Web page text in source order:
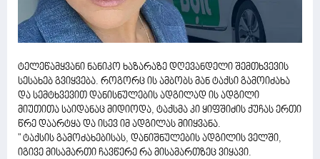
ტელეწამყვანი ნანიკო ხაზარაზე დღევანდელი შემთხვევის
სესახებ გვიყვება. როგორც ის ამბობს მან ტაქსი გამოიძახა
და სემტხვევით დანისნულების ადგილად ის ადგილი
მიუთითა საიდანაც მიდიოდა, ტაქსმა კი ყიფშიძის ქუჩას ერთი
წრე დაარტყა და ისევ იმ ადგილას მიიყვანა.
" ტაქსის გამოძახებისას, დანიშნულების ადგილის ველში,
იგივე მისამართი ჩავწერე რა მისამართზეც ვიყავი.